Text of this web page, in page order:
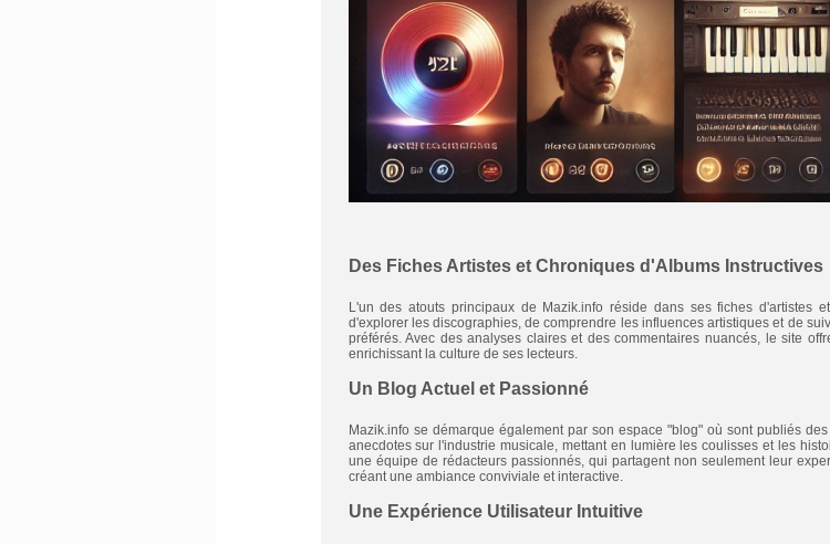
Des Fiches Artistes et Chroniques d'Albums Instructives
L'un des atouts principaux de Mazik.info réside dans ses fiches d'artistes
d'explorer les discographies, de comprendre les influences artistiques et de
préférés. Avec des analyses claires et des commentaires nuancés, le site
enrichissant la culture de ses lecteurs.
Un Blog Actuel et Passionné
Mazik.info se démarque également par son espace "blog" où sont publiés
anecdotes sur l'industrie musicale, mettant en lumière les coulisses et les
une équipe de rédacteurs passionnés, qui partagent non seulement leur
créant une ambiance conviviale et interactive.
Une Expérience Utilisateur Intuitive